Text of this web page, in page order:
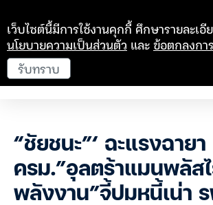
“ชัยชนะ”‘ ฉะแรงฉายา
ครม.”อุลตร้าแมนพลัส
พลังงาน”จี้ปมหนี้เน่า
เว็บไซต์นี้มีการใช้งานคุกกี้ ศึกษารายละเอี
นโยบายความเป็นส่วนตัว และข้อตกลงกา
รับทราบ